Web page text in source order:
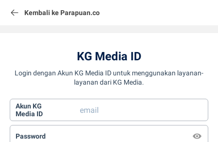
Kembali ke Parapuan.co
KG Media ID
Login dengan Akun KG Media ID untuk menggunakan layanan-
layanan dari KG Media.
Akun KG
Media ID
Password